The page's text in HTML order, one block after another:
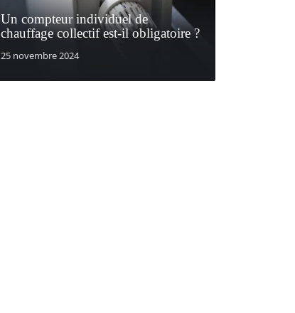
Un compteur individuel de
chauffage collectif est-il obligatoire ?
25 novembre 2024